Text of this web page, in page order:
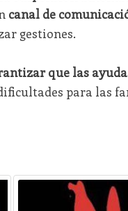
canal de
gestiones.
que las
para las